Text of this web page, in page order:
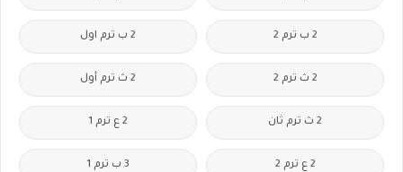
2 ب ترم 2 2 ب ترم اول
2 ث ترم 2 2 ث ترم أول
2 ث ترم ثان 2 ع ترم 1
2 ع ترم 2 3 ب ترم 1